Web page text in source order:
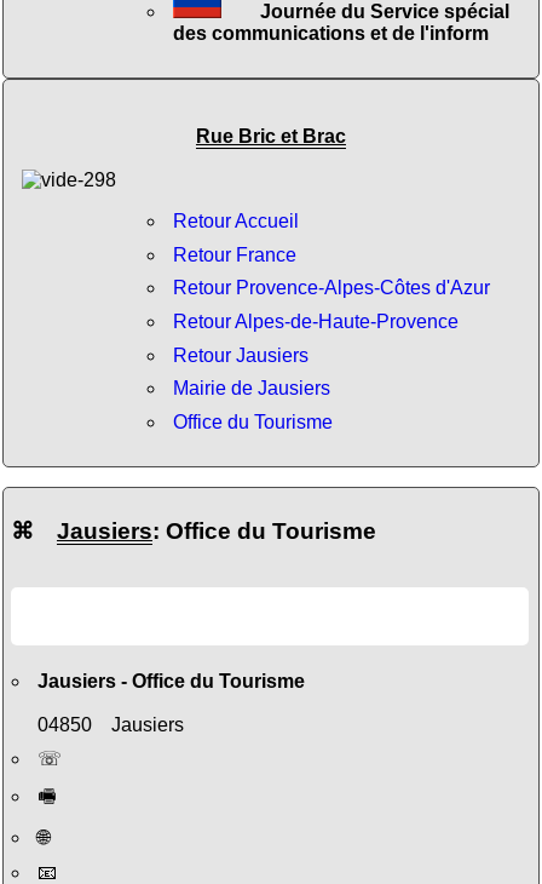
Journée du Service spécial
des communications et de l'inform
Rue Bric et Brac
Retour Accueil
Retour France
Retour Provence-Alpes-Côtes d'Azur
Retour Alpes-de-Haute-Provence
Retour Jausiers
Mairie de Jausiers
Office du Tourisme
⌘ Jausiers: Office du Tourisme
Jausiers - Office du Tourisme
04850 Jausiers
☏
🖷
🌐
📧